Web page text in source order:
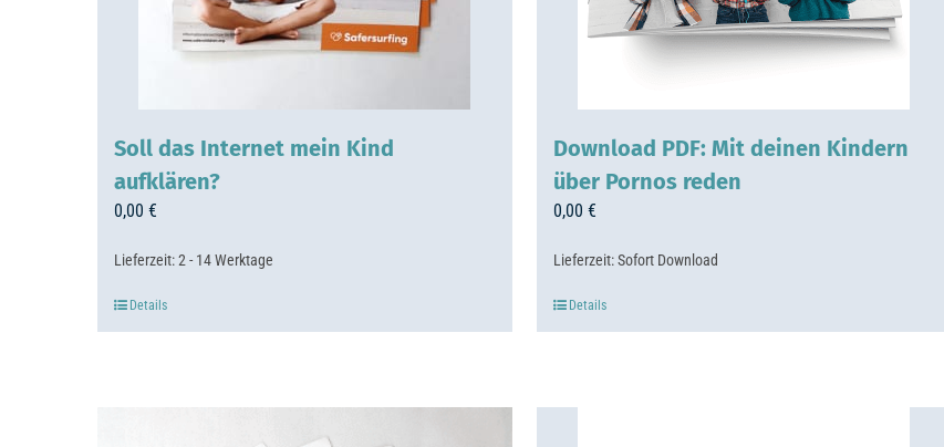
Soll das Internet mein Kind
aufklären?
0,00 €
Lieferzeit:2 - 14 Werktage
Details
Download PDF: Mit deinen Kindern
über Pornos reden
0,00 €
Lieferzeit:Sofort Download
Details